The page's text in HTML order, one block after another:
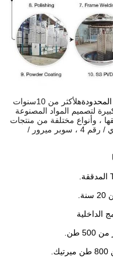
هلأكثر من 10
سنوات
لتصميم المواد المصنوعة
، وأنواع مختلفة من منتجات
الفولاذ المقاوم للصدأ المزخرفة مثل شعري / رقم 4 ، سوبر ميرور /
الداخلية
طن.